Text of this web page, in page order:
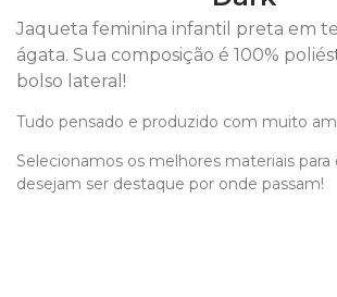
Jaqueta feminina infantil preta em
ágata. Sua composição é 100%
bolso lateral!
Tudo pensado e produzido com muito
Selecionamos os melhores materiais para
desejam ser destaque por onde passam!